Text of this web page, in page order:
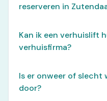
reserveren in
Kan ik een verhuislift
verhuisfirma?
Is er onweer of slecht
door?